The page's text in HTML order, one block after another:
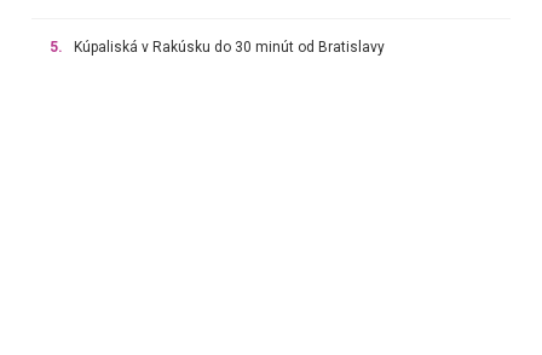
5. Kúpaliská v Rakúsku do 30 minút od Bratislavy